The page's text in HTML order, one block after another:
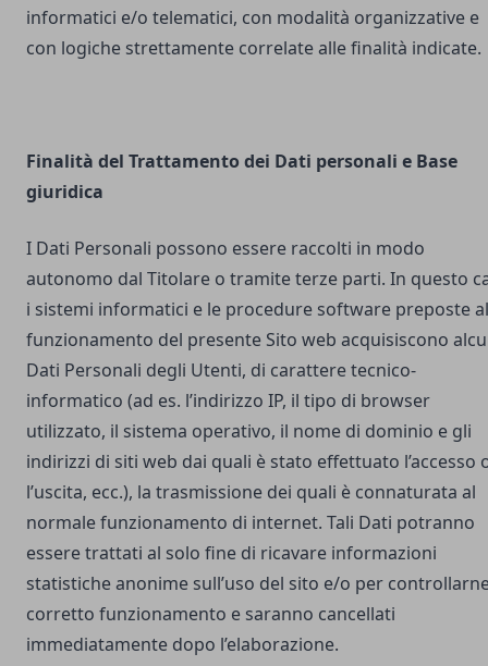
informatici e/o telematici, con modalità organizzative e
con logiche strettamente correlate alle finalità indicate.
Finalità del Trattamento dei Dati personali e Base
giuridica
I Dati Personali possono essere raccolti in modo
autonomo dal Titolare o tramite terze parti. In questo
i sistemi informatici e le procedure software preposte al
funzionamento del presente Sito web acquisiscono
Dati Personali degli Utenti, di carattere tecnico-
informatico (ad es. l’indirizzo IP, il tipo di browser
utilizzato, il sistema operativo, il nome di dominio e gli
indirizzi di siti web dai quali è stato effettuato l’accesso
l’uscita, ecc.), la trasmissione dei quali è connaturata al
normale funzionamento di internet. Tali Dati potranno
essere trattati al solo fine di ricavare informazioni
statistiche anonime sull’uso del sito e/o per
corretto funzionamento e saranno cancellati
immediatamente dopo l’elaborazione.